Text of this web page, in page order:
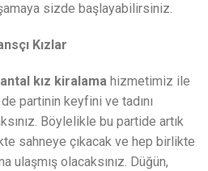
sizde başlayabilirsiniz.
Kızlar
kız kiralama hizmetimiz ile
partinin keyfini ve tadını
Böylelikle bu partide artık
sahneye çıkacak ve hep birlikte
ulaşmış olacaksınız. Düğün,